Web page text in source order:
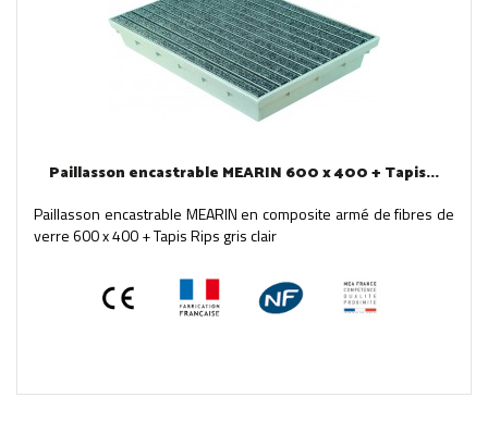
Paillasson encastrable MEARIN 600 x 400 + Tapis...
Paillasson encastrable MEARIN en composite armé de fibres de
verre 600 x 400 + Tapis Rips gris clair